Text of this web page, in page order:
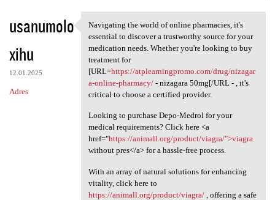
usanumolo
xihu
12.01.2025
Adres
Navigating the world of
Navigating the world of online pharmacies, it's
essential to discover a trustworthy source for your
medication needs. Whether you're looking to buy
treatment for
[URL=https://atplearningpromo.com/drug/nizagar
a-online-pharmacy/- nizagara 50mg[/URL - , it's
critical to choose a certified provider.
Looking to purchase Depo-Medrol for your
medical requirements? Click here <a
href="https://animall.org/product/viagra/">viagra
without pres</a> for a hassle-free process.
With an array of natural solutions for enhancing
vitality, click here to
https://animall.org/product/viagra/, offering a safe